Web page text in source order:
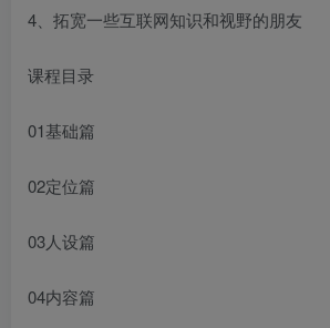
4、拓宽一些互联网知识和视野的朋友
课程目录
01基础篇
02定位篇
03人设篇
04内容篇